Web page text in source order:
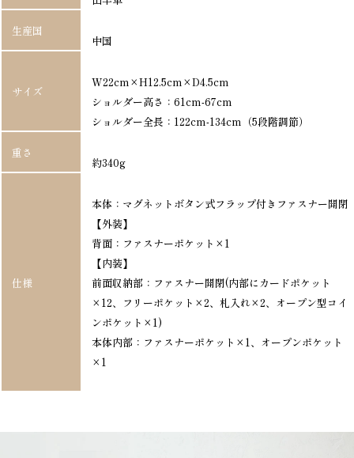
生産国
中国
サイズ
W22cm×H12.5cm×D4.5cm
ショルダー高さ：61cm-67cm
ショルダー全長：122cm-134cm（5段階調節）
重さ
約340g
仕様
本体：マグネットボタン式フラップ付きファスナー開閉
【外装】
背面：ファスナーポケット×1
【内装】
前面収納部：ファスナー開閉(内部にカードポケット
×12、フリーポケット×2、札入れ×2、オープン型コイ
ンポケット×1)
本体内部：ファスナーポケット×1、オープンポケット
×1